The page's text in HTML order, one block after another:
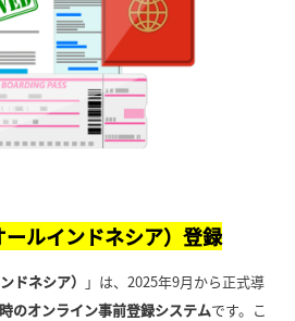
ルインドネシア）登録
ドネシア） 」は、2025年9月から正式導
のオンライン事前登録システムです。こ